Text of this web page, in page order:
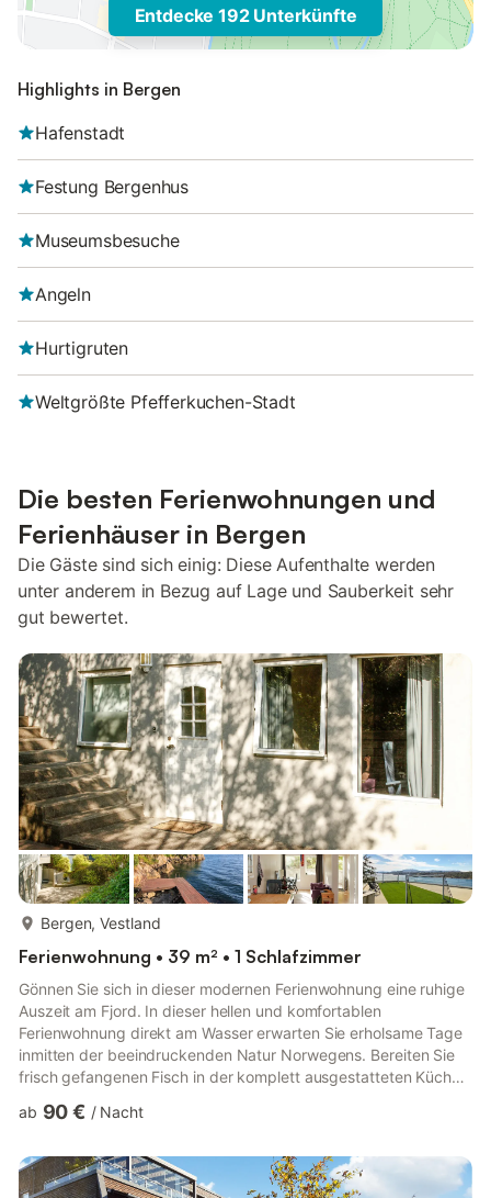
Entdecke 192 Unterkünfte
Highlights in Bergen
Hafenstadt
Festung Bergenhus
Museumsbesuche
Angeln
Hurtigruten
Weltgrößte Pfefferkuchen-Stadt
Die besten Ferienwohnungen und
Ferienhäuser in Bergen
Die Gäste sind sich einig: Diese Aufenthalte werden
unter anderem in Bezug auf Lage und Sauberkeit sehr
gut bewertet.
Bergen, Vestland
Ferienwohnung • 39 m² • 1 Schlafzimmer
Gönnen Sie sich in dieser modernen Ferienwohnung eine ruhige
Auszeit am Fjord. In dieser hellen und komfortablen
Ferienwohnung direkt am Wasser erwarten Sie erholsame Tage
inmitten der beeindruckenden Natur Norwegens. Bereiten Sie
frisch gefangenen Fisch in der komplett ausgestatteten Küche
gemütlich ausklingen, während Sie Ihre Lieblingsserie
zum Wasser bietet ideale Voraussetzungen für Outdoor-
Aktivitäten. Springen Sie vom Holzsteg ins erfrischende Wasser
ab 90 € / Nacht